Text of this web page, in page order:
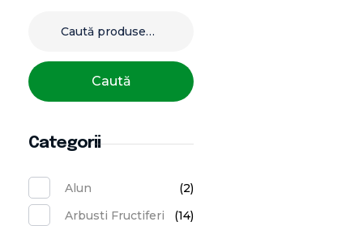
Caută
Categorii
Alun
(2)
Arbusti Fructiferi
(14)